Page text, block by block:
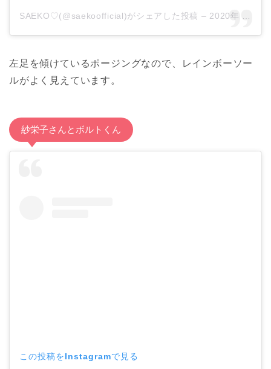
SAEKO♡(@saekoofficial)がシェアした投稿 – 2020年 8月月4日午後10時00分PDT
左足を傾けているポージングなので、レインボーソー
ルがよく見えています。
紗栄子さんとボルトくん
この投稿をInstagramで見る